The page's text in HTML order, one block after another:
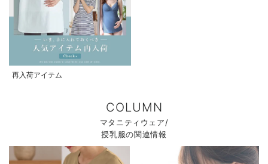
再入荷アイテム
COLUMN
マタニティウェア/
授乳服の関連情報